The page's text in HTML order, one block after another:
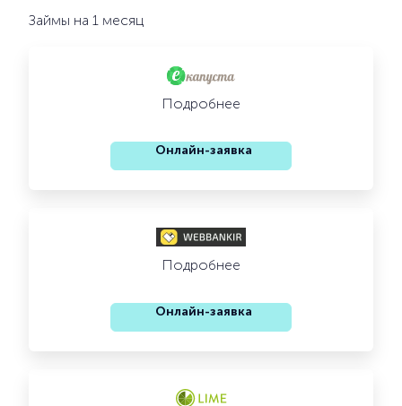
Займы на 1 месяц
Подробнее
Онлайн-заявка
Подробнее
Онлайн-заявка